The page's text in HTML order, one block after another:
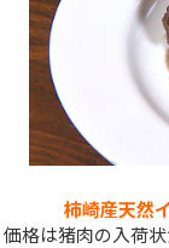
柿崎産天然
価格は猪肉の入荷